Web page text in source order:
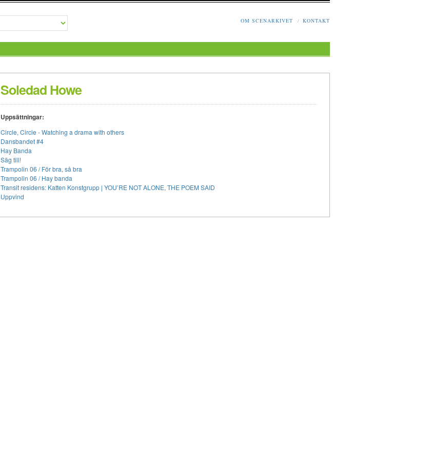
OM SCENARKIVET / KONTAKT
Soledad Howe
Uppsättningar:
Circle, Circle - Watching a drama with others
Dansbandet #4
Hay Banda
Säg till!
Trampolin 06 / För bra, så bra
Trampolin 06 / Hay banda
Transit residens: Katten Konstgrupp | YOU’RE NOT ALONE, THE POEM SAID
Uppvind